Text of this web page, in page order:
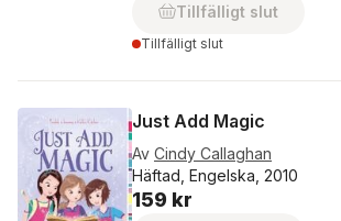
Tillfälligt slut
Tillfälligt slut
Just Add Magic
Av Cindy Callaghan
Häftad, Engelska, 2010
159 kr